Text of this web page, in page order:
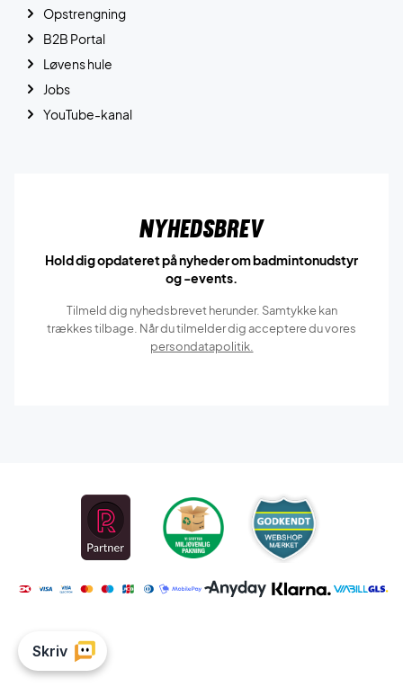
Opstrengning
B2B Portal
Løvens hule
Jobs
YouTube-kanal
Nyhedsbrev
Hold dig opdateret på nyheder om badmintonudstyr
og -events.
Tilmeld dig nyhedsbrevet herunder. Samtykke kan
trækkes tilbage. Når du tilmelder dig acceptere du vores
persondatapolitik.